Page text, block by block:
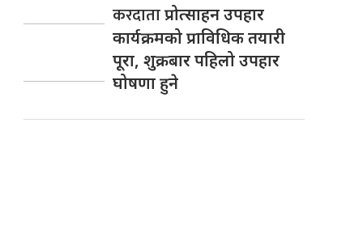
करदाताप्रोत्साहन उपहार
कार्यक्रमको प्राविधिक तयारी
पूरा, शुक्रबार पहिलो उपहार
घोषणा हुने